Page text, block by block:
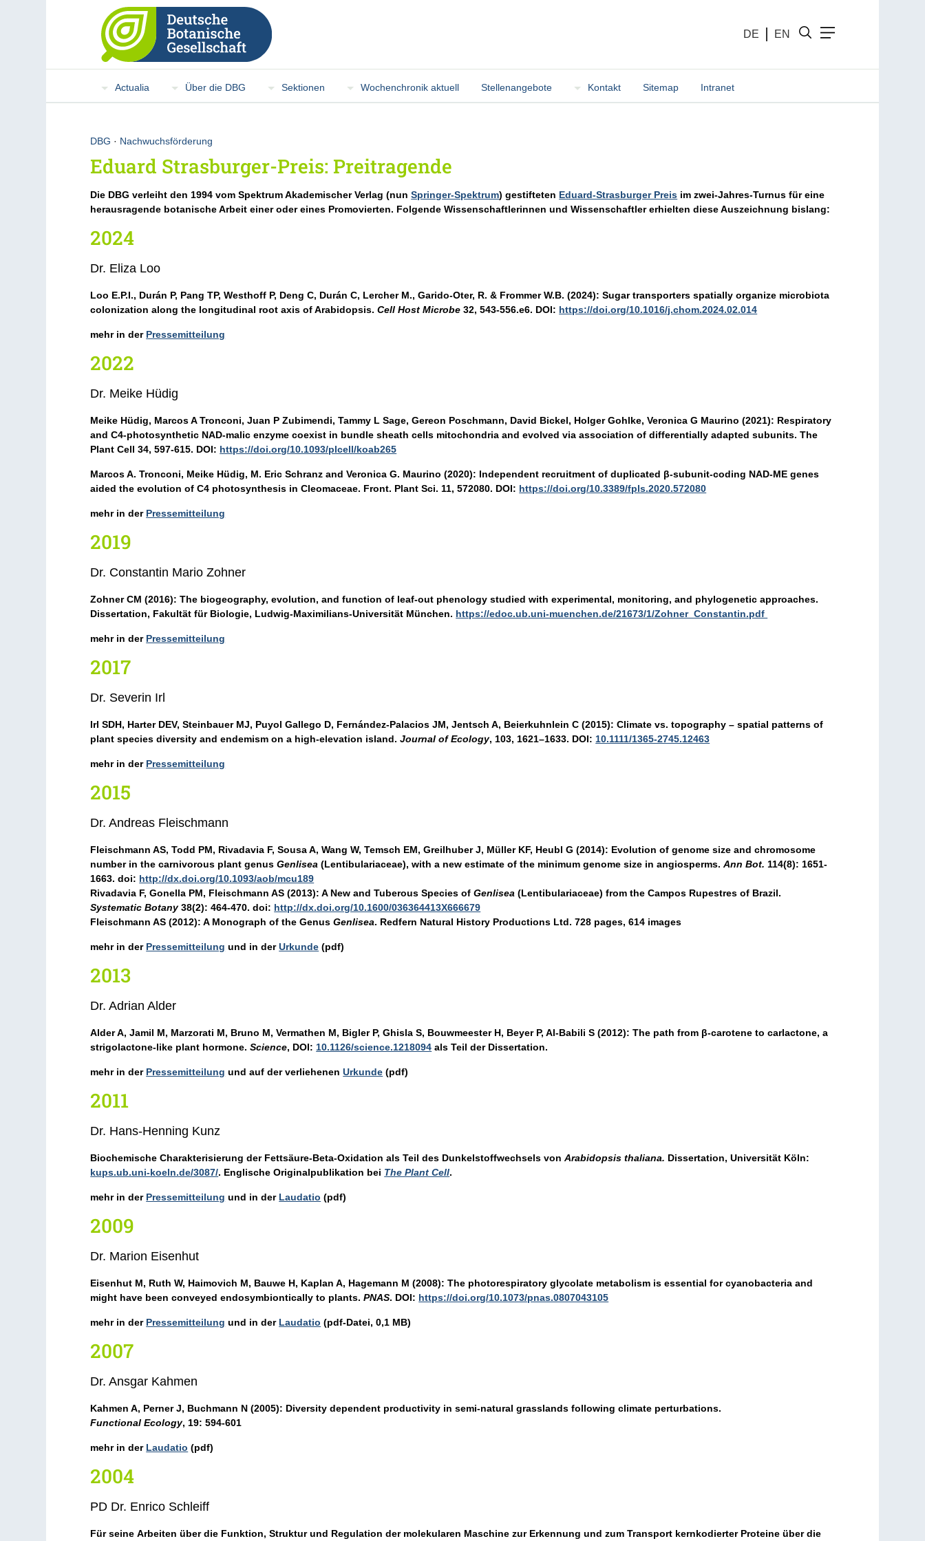
DE EN
Actualia Über die DBG Sektionen Wochenchronik aktuell Stellenangebote Kontakt Sitemap Intranet
DBG · Nachwuchsförderung
Eduard Strasburger-Preis: Preitragende
Die DBG verleiht den 1994 vom Spektrum Akademischer Verlag (nunSpringer-Spektrum) gestifteten Eduard-Strasburger Preis im zwei-Jahres-Turnus für eine
herausragende botanische Arbeit einer oder eines Promovierten. Folgende Wissenschaftlerinnen und Wissenschaftler erhielten diese Auszeichnung bislang:
2024
Dr. Eliza Loo
Loo E.P.I., Durán P, Pang TP, Westhoff P, Deng C, Durán C, Lercher M., Garido-Oter, R. & Frommer W.B. (2024): Sugar transporters spatially organize microbiota
colonization along the longitudinal root axis of Arabidopsis.Cell Host Microbe 32, 543-556.e6. DOI: https://doi.org/10.1016/j.chom.2024.02.014
mehr in der Pressemitteilung
2022
Dr. Meike Hüdig
Meike Hüdig, Marcos A Tronconi, Juan P Zubimendi, Tammy L Sage, Gereon Poschmann, David Bickel, Holger Gohlke, Veronica G Maurino (2021): Respiratory
and C4-photosynthetic NAD-malic enzyme coexist in bundle sheath cells mitochondria and evolved via association of differentially adapted subunits. The
Plant Cell 34, 597-615. DOI: https://doi.org/10.1093/plcell/koab265
Marcos A. Tronconi, Meike Hüdig, M. Eric Schranz and Veronica G. Maurino (2020): Independent recruitment of duplicated β-subunit-coding NAD-ME genes
aided the evolution of C4 photosynthesis in Cleomaceae. Front. Plant Sci. 11, 572080. DOI: https://doi.org/10.3389/fpls.2020.572080
mehr in der Pressemitteilung
2019
Dr. Constantin Mario Zohner
Zohner CM (2016): The biogeography, evolution, and function of leaf-out phenology studied with experimental, monitoring, and phylogenetic approaches.
Dissertation, Fakultät für Biologie, Ludwig-Maximilians-Universität München. https://edoc.ub.uni-muenchen.de/21673/1/Zohner_Constantin.pdf
mehr in der Pressemitteilung
2017
Dr. Severin Irl
Irl SDH, Harter DEV, Steinbauer MJ, Puyol Gallego D, Fernández-Palacios JM, Jentsch A, Beierkuhnlein C (2015): Climate vs. topography – spatial patterns of
plant species diversity and endemism on a high-elevation island.Journal of Ecology, 103, 1621–1633. DOI: 10.1111/1365-2745.12463
mehr in der Pressemitteilung
2015
Dr. Andreas Fleischmann
Fleischmann AS, Todd PM, Rivadavia F, Sousa A, Wang W, Temsch EM, Greilhuber J, Müller KF, Heubl G (2014): Evolution of genome size and chromosome
number in the carnivorous plant genusGenlisea (Lentibulariaceae), with a new estimate of the minimum genome size in angiosperms.Ann Bot. 114(8): 1651-
1663. doi: http://dx.doi.org/10.1093/aob/mcu189
Rivadavia F, Gonella PM, Fleischmann AS (2013): A New and Tuberous Species ofGenlisea(Lentibulariaceae) from the Campos Rupestres of Brazil.
Systematic Botany38(2): 464-470. doi: http://dx.doi.org/10.1600/036364413X666679
Fleischmann AS (2012): A Monograph of the GenusGenlisea. Redfern Natural History Productions Ltd. 728 pages, 614 images
mehr in der Pressemitteilung und in derUrkunde (pdf)
2013
Dr. Adrian Alder
AlderA, Jamil M, Marzorati M, Bruno M, Vermathen M, Bigler P, Ghisla S, Bouwmeester H, Beyer P, Al-Babili S (2012): The path from β-carotene to carlactone, a
strigolactone-like plant hormone.Science, DOI: 10.1126/science.1218094 als Teil der Dissertation.
mehr in der Pressemitteilung und auf der verliehenenUrkunde (pdf)
2011
Dr. Hans-Henning Kunz
Biochemische Charakterisierung der Fettsäure-Beta-Oxidation als Teil des Dunkelstoffwechsels vonArabidopsis thaliana. Dissertation, Universität Köln:
kups.ub.uni-koeln.de/3087/. Englische Originalpublikation bei The Plant Cell.
mehr in der Pressemitteilung und in der Laudatio (pdf)
2009
Dr. Marion Eisenhut
Eisenhut M, Ruth W, Haimovich M, Bauwe H, Kaplan A, Hagemann M (2008): The photorespiratory glycolate metabolism is essential for cyanobacteria and
might have been conveyed endosymbiontically to plants.PNAS. DOI: https://doi.org/10.1073/pnas.0807043105
mehr in der Pressemitteilung und in der Laudatio (pdf-Datei, 0,1 MB)
2007
Dr. Ansgar Kahmen
Kahmen A, Perner J, Buchmann N (2005): Diversity dependent productivity in semi-natural grasslands following climate perturbations.
Functional Ecology, 19: 594-601
mehr in der Laudatio (pdf)
2004
PD Dr. Enrico Schleiff
Für seine Arbeiten über die Funktion, Struktur und Regulation der molekularen Maschine zur Erkennung und zum Transport kernkodierter Proteine über die